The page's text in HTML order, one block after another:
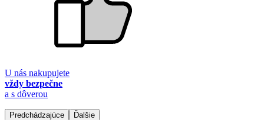
U nás nakupujete
vždy bezpečne
a s dôverou
Predchádzajúce Ďalšie